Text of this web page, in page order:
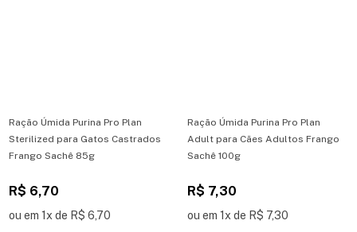
Ração Úmida Purina Pro Plan
Sterilized para Gatos Castrados
Frango Sachê 85g
R$ 6,70
ou em 1x de R$ 6,70
Ração Úmida Purina Pro Plan
Adult para Cães Adultos Frango
Sachê 100g
R$ 7,30
ou em 1x de R$ 7,30